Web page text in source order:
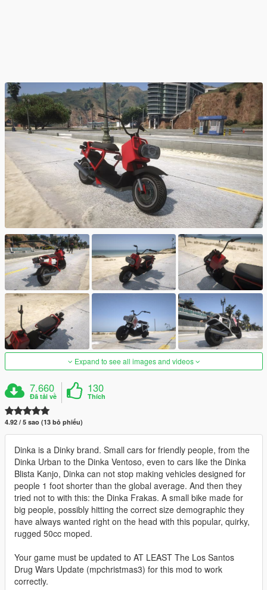
Expand to see all images and videos
7.660
Đã tải về
130
Thích
4.92 / 5 sao (13 bỏ phiếu)
Dinka is a Dinky brand. Small cars for friendly people, from the
Dinka Urban to the Dinka Ventoso, even to cars like the Dinka
Blista Kanjo, Dinka can not stop making vehicles designed for
people 1 foot shorter than the global average. And then they
tried not to with this: the Dinka Frakas. A small bike made for
big people, possibly hitting the correct size demographic they
have always wanted right on the head with this popular, quirky,
rugged 50cc moped.
Your game must be updated to AT LEAST The Los Santos
Drug Wars Update (mpchristmas3) for this mod to work
correctly.